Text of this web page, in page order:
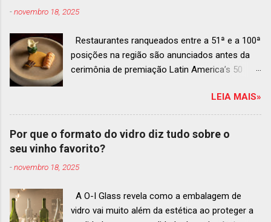
-novembro 18, 2025
Restaurantes ranqueados entre a 51ª e a 100ª
posições na região são anunciados antes da
cerimônia de premiação Latin America’s 50
de dezembro em Antígua, Guatemala
Prato do Origem, o brasileiro mais
bem ranqueado na lista estendida O Latin
America’s 50 Best Restaurants anunciou hoje a
ranqueados nas posições No.51 a No.100,em
diversificado da gastronomia de toda a região.
A lista expandida demonstra o empenho da
LEIA MAIS»
Por que o formato do vidro diz tudo sobre o
seu vinho favorito?
-novembro 18, 2025
A O-I Glass revela como a embalagem de
vidro vai muito além da estética ao proteger a